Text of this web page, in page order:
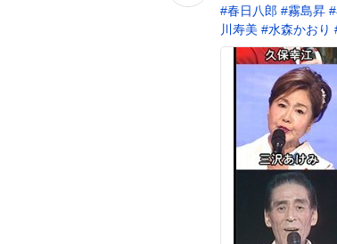
#春日八郎 #霧島昇 #
川寿美 #水森かおり